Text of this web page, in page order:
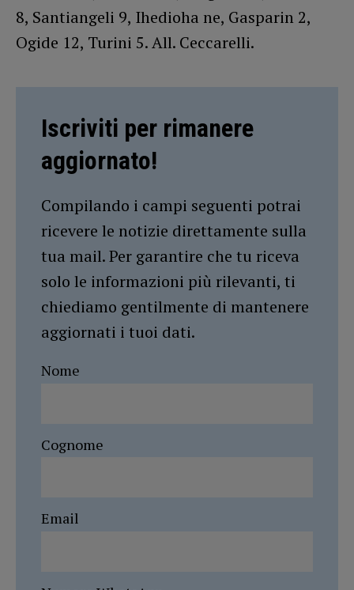
8, Santiangeli 9, Ihedioha ne, Gasparin 2,
Ogide 12, Turini 5. All. Ceccarelli.
Iscriviti per rimanere
aggiornato!
Compilando i campi seguenti potrai
ricevere le notizie direttamente sulla
tua mail. Per garantire che tu riceva
solo le informazioni più rilevanti, ti
chiediamo gentilmente di mantenere
aggiornati i tuoi dati.
Nome
Cognome
Email